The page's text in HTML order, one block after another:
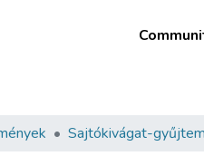
Sajtókivágat-